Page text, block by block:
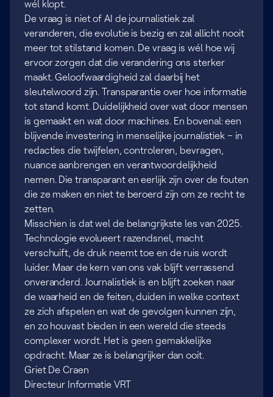
wél klopt.
De vraag is niet of AI de journalistiek zal
veranderen, die evolutie is bezig en zal allicht nooit
meer tot stilstand komen. De vraag is wél hoe wij
ervoor zorgen dat die verandering ons sterker
maakt. Geloofwaardigheid zal daarbij het
sleutelwoord zijn. Transparantie over hoe informatie
tot stand komt. Duidelijkheid over wat door mensen
is gemaakt en wat door machines. En bovenal: een
blijvende investering in menselijke journalistiek – in
redacties die twijfelen, controleren, bevragen,
nuance aanbrengen en verantwoordelijkheid
nemen. Die transparant en eerlijk zijn over de fouten
die ze maken en niet te beroerd zijn om ze recht te
zetten.
Misschien is dat wel de belangrijkste les van 2025.
Technologie evolueert razendsnel, macht
verschuift, de druk neemt toe en de ruis wordt
luider. Maar de kern van ons vak blijft verrassend
onveranderd. Journalistiek is en blijft zoeken naar
de waarheid en de feiten, duiden in welke context
ze zich afspelen en wat de gevolgen kunnen zijn,
en zo houvast bieden in een wereld die steeds
complexer wordt. Het is geen gemakkelijke
opdracht. Maar ze is belangrijker dan ooit.
Griet De Craen
Directeur Informatie VRT